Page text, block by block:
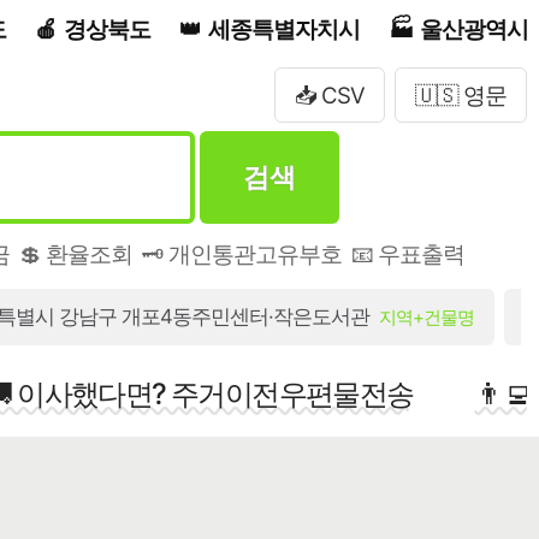
경상북도 세종특별자치시 울산광역시
📥 CSV 🇺🇸 영문
검색
💲 환율조회 🗝️ 개인통관고유부호 📧 우표출력
별시 강남구 개포4동주민센터·작은도서관 지역+건물명
이사했다면? 주거이전우편물전송